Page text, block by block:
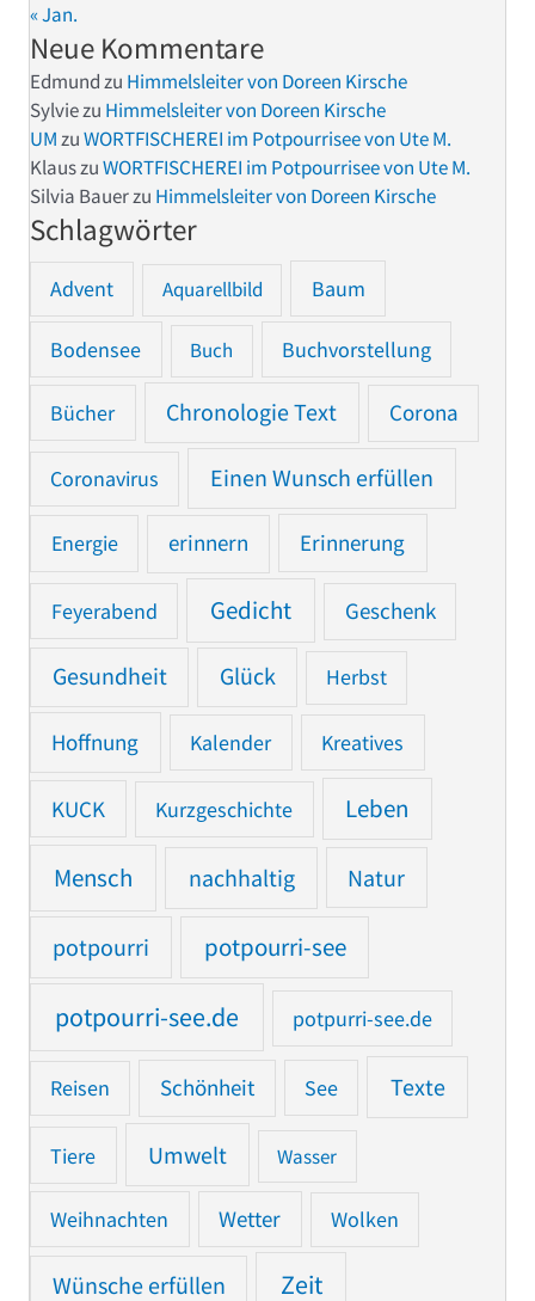
« Jan.
Neue Kommentare
Edmundzu Himmelsleiter von Doreen Kirsche
Sylviezu Himmelsleiter von Doreen Kirsche
UMzuWORTFISCHEREI im Potpourrisee von Ute M.
KlauszuWORTFISCHEREI im Potpourrisee von Ute M.
Silvia Bauerzu Himmelsleiter von Doreen Kirsche
Schlagwörter
Advent Aquarellbild Baum
Bodensee Buch Buchvorstellung
Bücher Chronologie Text Corona
Coronavirus Einen Wunsch erfüllen
Energie erinnern Erinnerung
Feyerabend Gedicht Geschenk
Gesundheit Glück Herbst
Hoffnung Kalender Kreatives
KUCK Kurzgeschichte Leben
Mensch nachhaltig Natur
potpourri potpourri-see
potpourri-see.de potpurri-see.de
Reisen Schönheit See Texte
Tiere Umwelt Wasser
Weihnachten Wetter Wolken
Wünsche erfüllen Zeit